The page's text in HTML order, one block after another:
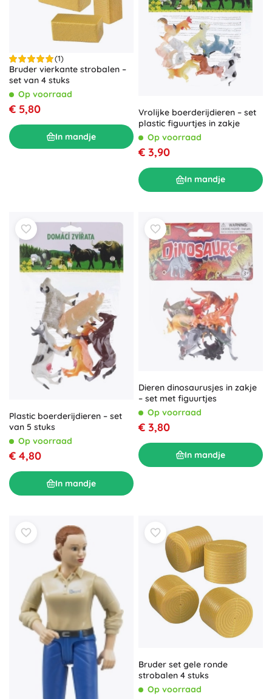
(1)
Bruder vierkante strobalen –
set van 4 stuks
Op voorraad
€ 5,80
In mandje
Vrolijke boerderijdieren – set
plastic figuurtjes in zakje
Op voorraad
€ 3,90
In mandje
Plastic boerderijdieren – set
van 5 stuks
Op voorraad
€ 4,80
In mandje
Dieren dinosaurusjes in zakje
– set met figuurtjes
Op voorraad
€ 3,80
In mandje
Bruder set gele ronde
strobalen 4 stuks
Op voorraad